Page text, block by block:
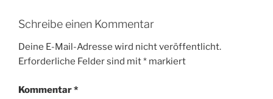
Schreibe einen Kommentar
Deine E-Mail-Adresse wird nicht veröffentlicht.
Erforderliche Felder sind mit* markiert
Kommentar*